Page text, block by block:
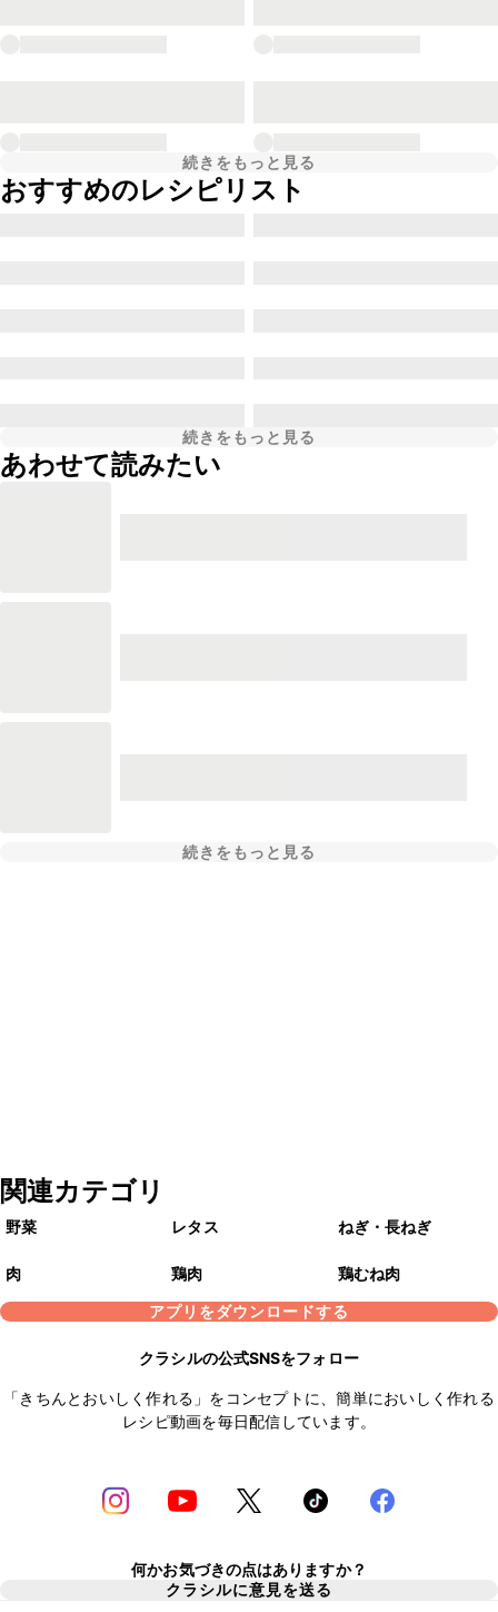
続きをもっと見る
おすすめのレシピリスト
続きをもっと見る
あわせて読みたい
続きをもっと見る
関連カテゴリ
野菜 レタス ねぎ・長ねぎ
肉 鶏肉
鶏むね肉
アプリをダウンロードする
クラシルの公式SNSをフォロー
「きちんとおいしく作れる」をコンセプトに、簡単においしく作れる
レシピ動画を毎日配信しています。
何かお気づきの点はありますか？
クラシルに意見を送る